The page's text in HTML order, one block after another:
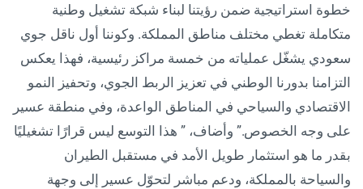
خطوة استراتيجية ضمن رؤيتنا لبناء شبكة تشغيل وطنية
متكاملة تغطي مختلف مناطق المملكة. وكوننا أول ناقل جوي
سعودي يشغّل عملياته من خمسة مراكز رئيسية، فهذا يعكس
التزامنا بدورنا الوطني في تعزيز الربط الجوي، وتحفيز النمو
الاقتصادي والسياحي في المناطق الواعدة، وفي منطقة عسير
على وجه الخصوص.” وأضاف، ” هذا التوسع ليس قرارًا تشغيليًا
بقدر ما هو استثمار طويل الأمد في مستقبل الطيران
والسياحة بالمملكة، ودعم مباشر لتحوّل عسير إلى وجهة